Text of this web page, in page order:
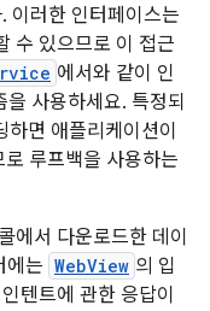
이러한 인터페이스는
수 있으므로 이 접근
에서와 같이 인
사용하세요. 특정되
하면 애플리케이션이
루프백을 사용하는
에서 다운로드한 데이
에는 WebView 의 입
텐트에 관한 응답이